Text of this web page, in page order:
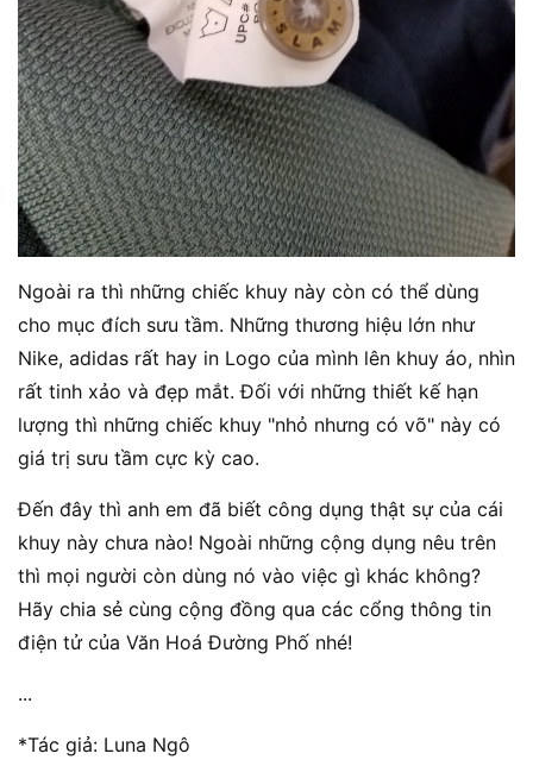
Ngoài ra thì những chiếc khuy này còn có thể dùng
cho mục đích sưu tầm. Những thương hiệu lớn như
Nike, adidas rất hay in Logo của mình lên khuy áo, nhìn
rất tinh xảo và đẹp mắt. Đối với những thiết kế hạn
lượng thì những chiếc khuy "nhỏ nhưng có võ" này có
giá trị sưu tầm cực kỳ cao.
Đến đây thì anh em đã biết công dụng thật sự của cái
khuy này chưa nào! Ngoài những cộng dụng nêu trên
thì mọi người còn dùng nó vào việc gì khác không?
Hãy chia sẻ cùng cộng đồng qua các cổng thông tin
điện tử của Văn Hoá Đường Phố nhé!
...
*Tác giả: Luna Ngô